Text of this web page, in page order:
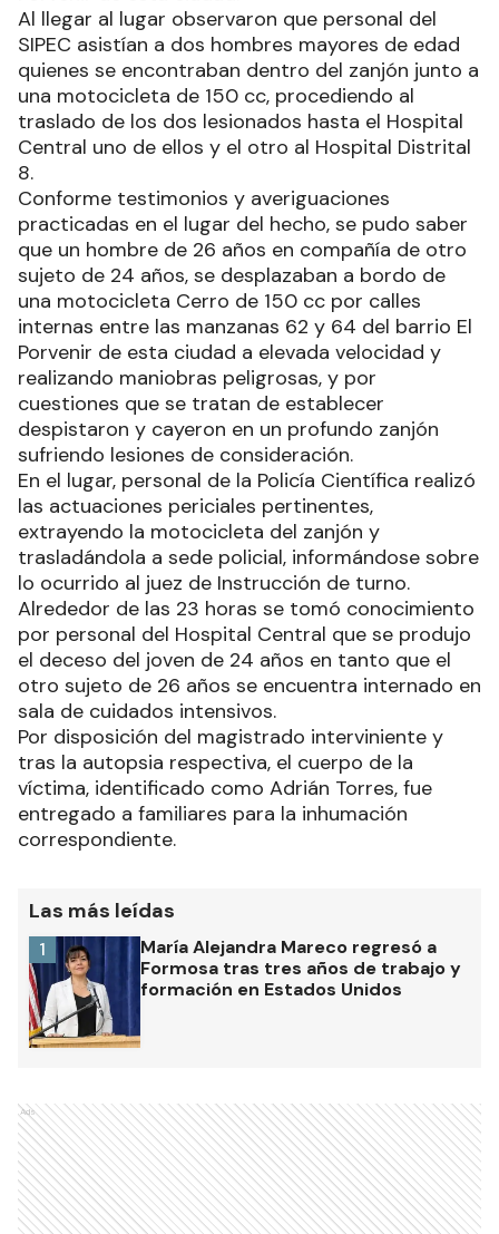
Al llegar al lugar observaron que personal del
SIPEC asistían a dos hombres mayores de edad
quienes se encontraban dentro del zanjón junto a
una motocicleta de 150 cc, procediendo al
traslado de los dos lesionados hasta el Hospital
Central uno de ellos y el otro al Hospital Distrital
8.
Conforme testimonios y averiguaciones
practicadas en el lugar del hecho, se pudo saber
que un hombre de 26 años en compañía de otro
sujeto de 24 años, se desplazaban a bordo de
una motocicleta Cerro de 150 cc por calles
internas entre las manzanas 62 y 64 del barrio El
Porvenir de esta ciudad a elevada velocidad y
realizando maniobras peligrosas, y por
cuestiones que se tratan de establecer
despistaron y cayeron en un profundo zanjón
sufriendo lesiones de consideración.
En el lugar, personal de la Policía Científica realizó
las actuaciones periciales pertinentes,
extrayendo la motocicleta del zanjón y
trasladándola a sede policial, informándose sobre
lo ocurrido al juez de Instrucción de turno.
Alrededor de las 23 horas se tomó conocimiento
por personal del Hospital Central que se produjo
el deceso del joven de 24 años en tanto que el
otro sujeto de 26 años se encuentra internado en
sala de cuidados intensivos.
Por disposición del magistrado interviniente y
tras la autopsia respectiva, el cuerpo de la
víctima, identificado como Adrián Torres, fue
entregado a familiares para la inhumación
correspondiente.
Las más leídas
María Alejandra Mareco regresó a
Formosa tras tres años de trabajo y
formación en Estados Unidos
1
Ads